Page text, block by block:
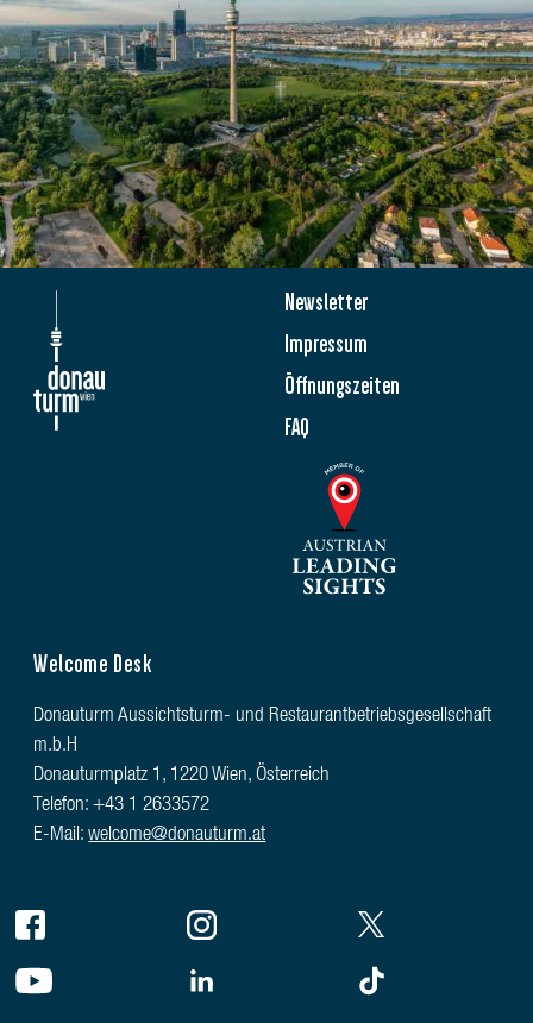
Newsletter
Impressum
Öffnungszeiten
FAQ
Welcome Desk
Donauturm Aussichtsturm- und Restaurantbetriebsgesellschaft
m.b.H
Donauturmplatz 1, 1220 Wien, Österreich
Telefon: +43 1 2633572
E-Mail:welcome@donauturm.at